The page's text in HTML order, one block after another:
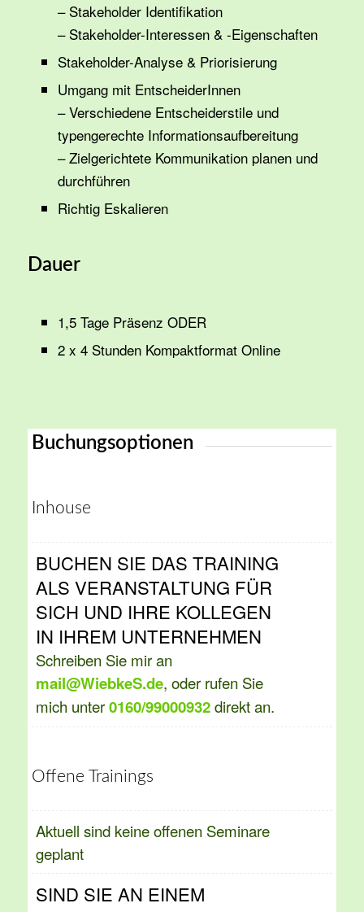
– Stakeholder Identifikation
– Stakeholder-Interessen & -Eigenschaften
Stakeholder-Analyse & Priorisierung
Umgang mit EntscheiderInnen
– Verschiedene Entscheiderstile und
typengerechte Informationsaufbereitung
– Zielgerichtete Kommunikation planen und
durchführen
Richtig Eskalieren
Dauer
1,5 Tage Präsenz ODER
2 x 4 Stunden Kompaktformat Online
Buchungsoptionen
Inhouse
BUCHEN SIE DAS TRAINING
ALS VERANSTALTUNG FÜR
SICH UND IHRE KOLLEGEN
IN IHREM UNTERNEHMEN
Schreiben Sie mir an
mail@WiebkeS.de, oder rufen Sie
mich unter0160/99000932direkt an.
Offene Trainings
Aktuell sind keine offenen Seminare
geplant
SIND SIE AN EINEM